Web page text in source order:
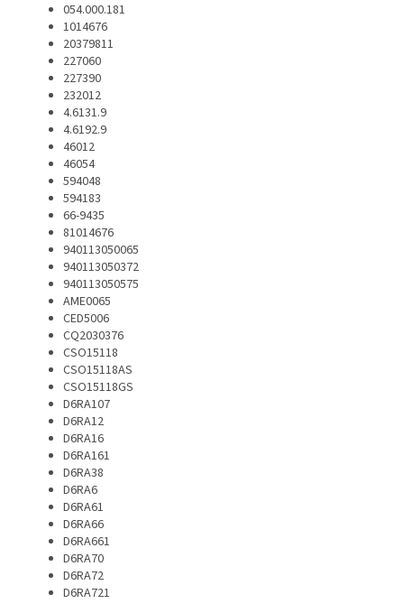
054.000.181
1014676
20379811
227060
227390
232012
4.6131.9
4.6192.9
46012
46054
594048
594183
66-9435
81014676
940113050065
940113050372
940113050575
AME0065
CED5006
CQ2030376
CSO15118
CSO15118AS
CSO15118GS
D6RA107
D6RA12
D6RA16
D6RA161
D6RA38
D6RA6
D6RA61
D6RA66
D6RA661
D6RA70
D6RA72
D6RA721